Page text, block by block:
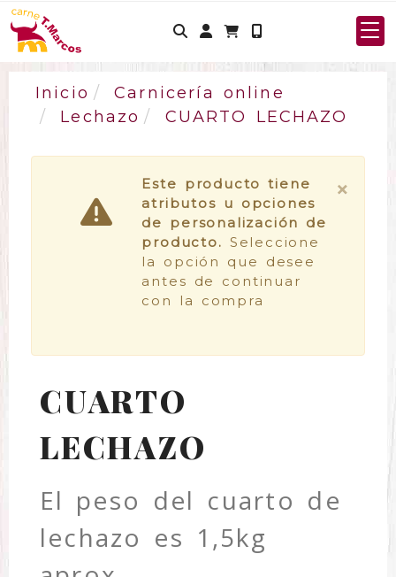
Identifícate
Inicio
Carnicería online
Lechazo
CUARTO LECHAZO
×
Este producto tiene
atributos u opciones
de personalización de
producto. Seleccione
la opción que desee
antes de continuar
con la compra
CUARTO
LECHAZO
El peso del cuarto de
lechazo es 1,5kg